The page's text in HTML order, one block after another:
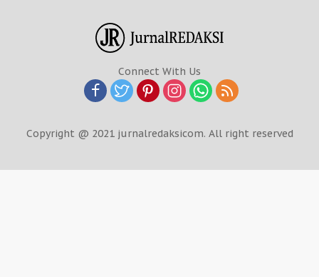
Connect With Us
Copyright @ 2021 jurnalredaksicom. All right reserved